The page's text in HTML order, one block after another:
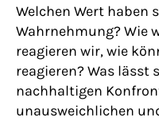
Welchen Wert haben
Wahrnehmung? Wie
reagieren wir, wie
reagieren? Was lässt
nachhaltigen
unausweichlichen